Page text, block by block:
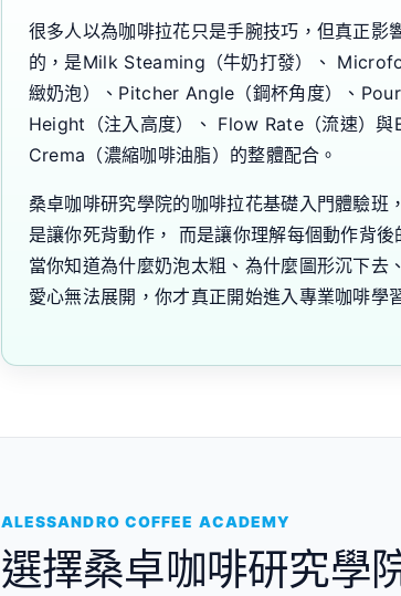
很多人以為咖啡拉花只是手腕技巧，但真正影
的，是Milk Steaming（牛奶打發）、
緻奶泡）、Pitcher Angle（鋼杯角度）、
Height（注入高度）、 Flow Rate（流速）與
Crema（濃縮咖啡油脂）的整體配合。
桑卓咖啡研究學院的咖啡拉花基礎入門體驗班
是讓你死背動作， 而是讓你理解每個動作背後
當你知道為什麼奶泡太粗、為什麼圖形沉下去
愛心無法展開，你才真正開始進入專業咖啡學
ALESSANDRO COFFEE ACADEMY
選擇桑卓咖啡研究學